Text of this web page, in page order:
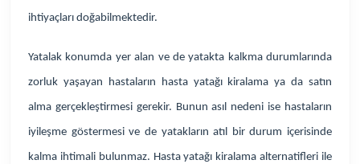
ihtiyaçları doğabilmektedir.
Yatalak konumda yer alan ve de yatakta kalkma durumlarında
zorluk yaşayan hastaların hasta yatağı kiralama ya da satın
alma gerçekleştirmesi gerekir. Bunun asıl nedeni ise hastaların
iyileşme göstermesi ve de yatakların atıl bir durum içerisinde
kalma ihtimali bulunmaz. Hasta yatağı kiralama alternatifleri ile